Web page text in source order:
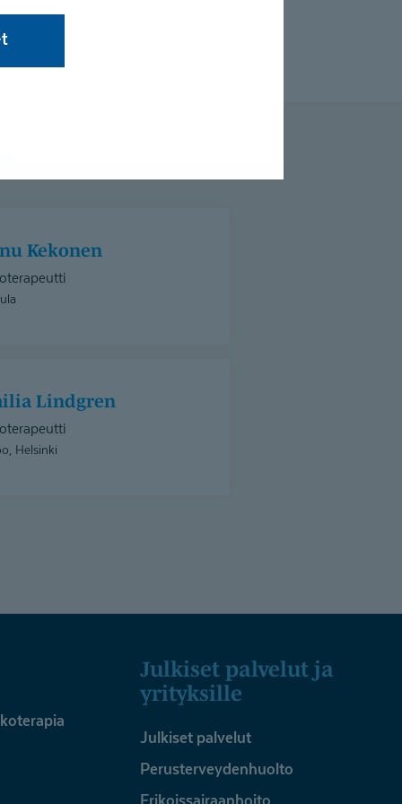
Kekonen
Lindgren
Helsinki
Julkiset palvelut ja
yrityksille
Julkiset palvelut
Perusterveydenhuolto
Erikoissairaanhoito